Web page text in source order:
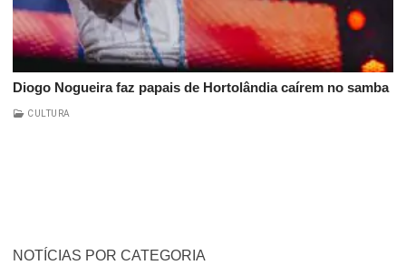
Diogo Nogueira faz papais de Hortolândia caírem no samba
CULTURA
NOTÍCIAS POR CATEGORIA